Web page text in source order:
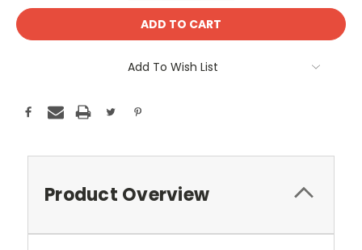
Add To Wish List
Product Overview